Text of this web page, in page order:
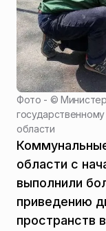
Фото - ©
области
области с
выполнили
приведению
пространств